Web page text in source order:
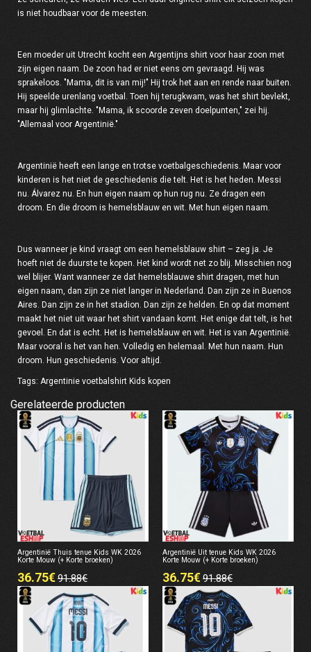
is niet houdbaar voor de meesten.
Een moeder uit Utrecht kocht een Argentijns shirt voor haar zoon met
zijn eigen naam. De zoon had er niet eens om gevraagd. Hij was
sprakeloos. "Mama, dit is van mij!" Hij trok het aan en rende naar buiten.
Hij speelde urenlang voetbal. Toen hij terugkwam, was het shirt bevlekt,
maar hij glimlachte. "Mama, ik scoorde zeven doelpunten," zei hij.
"Allemaal voor Argentinië."
Argentinië heeft een lange en trotse voetbalgeschiedenis. Maar voor
kinderen is het niet de geschiedenis die telt. Het is het heden. Messi
nu. Álvarez nu. En hun eigen naam op hun rug nu. Ze dragen een
droom. En die droom is hemelsblauw en wit. Met hun eigen naam.
Dus wanneer je kind vraagt om een hemelsblauw shirt – zeg ja. Je
hoeft niet de duurste te kopen. Het kind wordt net zo blij. Misschien nog
wel blijer. Want wanneer ze dat hemelsblauwe shirt dragen, met hun
eigen naam, dan zijn ze niet langer in Nederland. Dan zijn ze in Buenos
Aires. Dan zijn ze in het stadion. Dan zijn ze helden. En op dat moment
maakt het niet uit waar het shirt vandaan komt. Het enige dat telt, is het
gevoel. En dat is echt. Het is hemelsblauw en wit. Het is van Argentinië.
Maar vooral is het van hen. Volledig en helemaal. Met hun naam. Hun
droom. Hun geschiedenis. Voor altijd.
Tags: Argentinie voetbalshirt Kids kopen
Gerelateerde producten
Argentinië Thuis tenue Kids WK 2026
Korte Mouw (+ Korte broeken)
36.75€91.88€
Argentinië Uit tenue Kids WK 2026
Korte Mouw (+ Korte broeken)
36.75€91.88€